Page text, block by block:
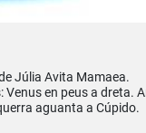
Júlia Avita Mamaea.
Venus en peus a dreta.
aguanta a Cúpido.